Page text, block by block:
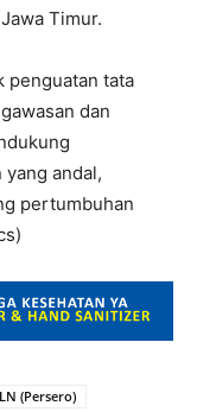
Timur.
penguatan tata
dan
andal,
pertumbuhan
(Persero)